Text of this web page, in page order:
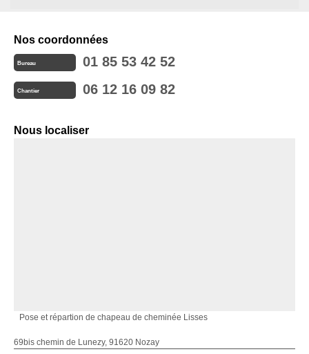
Nos coordonnées
Bureau 01 85 53 42 52
Chantier 06 12 16 09 82
Nous localiser
Pose et répartion de chapeau de cheminée Lisses
69bis chemin de Lunezy, 91620 Nozay